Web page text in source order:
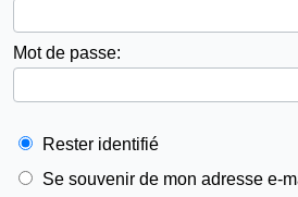
Mot de passe:
Rester identifié
Se souvenir de mon adresse e-